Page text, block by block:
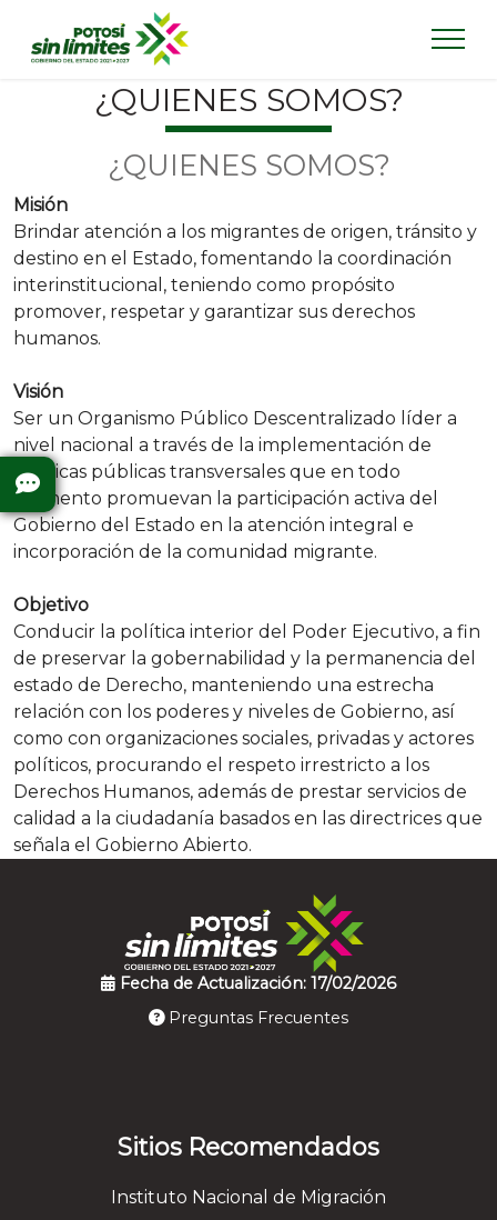
¿QUIENES SOMOS?
¿QUIENES SOMOS?
Misión
Brindar atención a los migrantes de origen, tránsito y
destino en el Estado, fomentando la coordinación
interinstitucional, teniendo como propósito
promover, respetar y garantizar sus derechos
humanos.
Visión
Ser un Organismo Público Descentralizado líder a
nivel nacional a través de la implementación de
políticas públicas transversales que en todo
momento promuevan la participación activa del
Gobierno del Estado en la atención integral e
incorporación de la comunidad migrante.
Objetivo
Conducir la política interior del Poder Ejecutivo, a fin
de preservar la gobernabilidad y la permanencia del
estado de Derecho, manteniendo una estrecha
relación con los poderes y niveles de Gobierno, así
como con organizaciones sociales, privadas y actores
políticos, procurando el respeto irrestricto a los
Derechos Humanos, además de prestar servicios de
calidad a la ciudadanía basados en las directrices que
señala el Gobierno Abierto.
Fecha de Actualización: 17/02/2026
Preguntas Frecuentes
Sitios Recomendados
Instituto Nacional de Migración